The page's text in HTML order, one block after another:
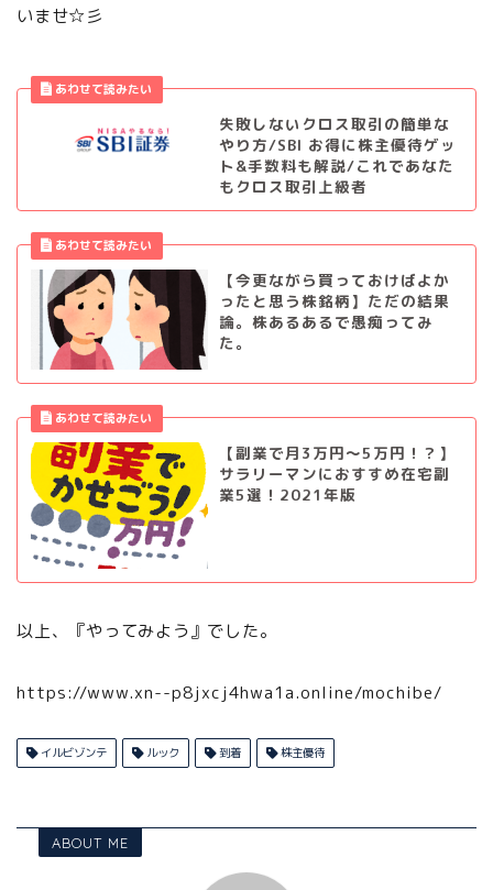
いませ☆彡
失敗しないクロス取引の簡単な
やり方/SBI お得に株主優待ゲッ
ト&手数料も解説/これであなた
もクロス取引上級者
【今更ながら買っておけばよか
ったと思う株銘柄】ただの結果
論。株あるあるで愚痴ってみ
た。
【副業で月3万円～5万円！？】
サラリーマンにおすすめ在宅副
業5選！2021年版
以上、『やってみよう』でした。
https://www.xn--p8jxcj4hwa1a.online/mochibe/
イルビゾンテ ルック 到着 株主優待
ABOUT ME